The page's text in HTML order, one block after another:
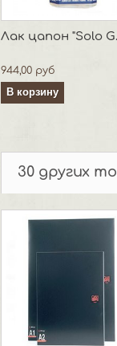
Лак цапон "Solo
944,00 руб
В корзину
30 других